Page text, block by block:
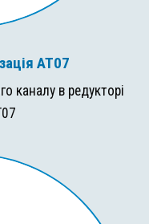
AT07
каналу в редукторі